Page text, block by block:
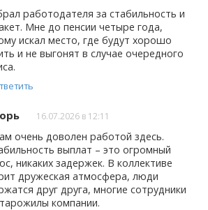
работодателя за стабильность и
Мне до пенсии четыре года,
искал место, где будут хорошо
и не выгонят в случае очередного
16.07.2026 в 12:11
очень доволен работой здесь.
выплат – это огромный
никаких задержек. В коллективе
дружеская атмосфера, люди
друг друга, многие сотрудники
компании.